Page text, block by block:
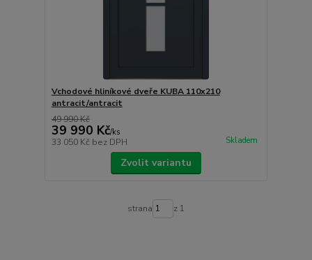
Vchodové hliníkové dveře KUBA 110x210
antracit/antracit
49 990 Kč
39 990 Kč/ks
33 050 Kč bez DPH Skladem
Zvolit variantu
strana z 1